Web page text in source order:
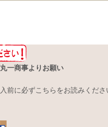
一商事よりお願い
前に必ずこちらをお読みくださ